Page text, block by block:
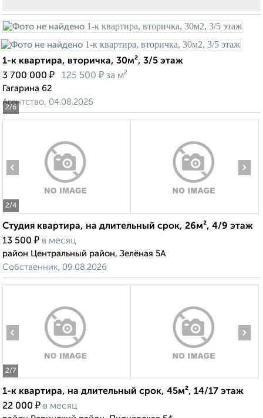
2/6
1-к квартира, вторичка, 30м², 3/5 этаж
3 700 000 ₽ 125 500 ₽ за м²
Гагарина 62
Агентство, 04.08.2026
2/4
‹ ›
Студия квартира, на длительный срок, 26м², 4/9 этаж
13 500 ₽ в месяц
район Центральный район, Зелёная 5А
Собственник, 09.08.2026
2/7
‹ ›
1-к квартира, на длительный срок, 45м², 14/17 этаж
22 000 ₽ в месяц